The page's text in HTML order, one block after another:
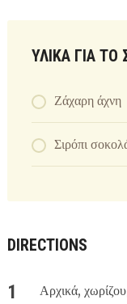
ΥΛΙΚΆ ΓΙΑ ΤΟ
Ζάχαρη άχνη
Σιρόπι
DIRECTIONS
Αρχικά,